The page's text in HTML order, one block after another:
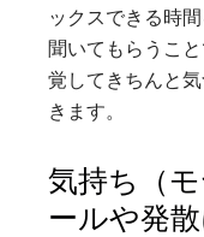
ックスできる時
聞いてもらうこ
覚してきちんと
きます。
気持ち（
ールや発